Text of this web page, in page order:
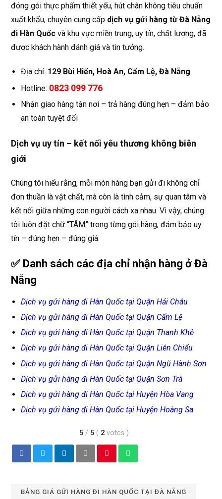
đóng gói thực phẩm thiết yếu, hút chân không tiêu chuẩn
xuất khẩu, chuyên cung cấp dịch vụ gửi hàng từ Đà Nẵng
đi Hàn Quốc và khu vực miền trung, uy tín, chất lượng, đã
được khách hành đánh giá và tin tưởng.
Địa chỉ: 129 Bùi Hiển, Hoà An, Cẩm Lệ, Đà Nẵng
Hotline: 0823 099 776
Nhận giao hàng tận nơi – trả hàng đúng hẹn – đảm bảo
an toàn tuyệt đối
Dịch vụ uy tín – kết nối yêu thương không biên
giới
Chúng tôi hiểu rằng, mỗi món hàng bạn gửi đi không chỉ
đơn thuần là vật chất, mà còn là tình cảm, sự quan tâm và
kết nối giữa những con người cách xa nhau. Vì vậy, chúng
tôi luôn đặt chữ “TÂM” trong từng gói hàng, đảm bảo uy
tín – đúng hẹn – đúng giá.
✅ Danh sách các địa chỉ nhận hàng ở Đà
Nẵng
Dịch vụ gửi hàng đi Hàn Quốc tại Quận Hải Châu
Dịch vụ gửi hàng đi Hàn Quốc tại Quận Cẩm Lệ
Dịch vụ gửi hàng đi Hàn Quốc tại Quận Thanh Khê
Dịch vụ gửi hàng đi Hàn Quốc tại Quận Liên Chiểu
Dịch vụ gửi hàng đi Hàn Quốc tại Quận Ngũ Hành Sơn
Dịch vụ gửi hàng đi Hàn Quốc tại Quận Sơn Trà
Dịch vụ gửi hàng đi Hàn Quốc tại Huyện Hòa Vang
Dịch vụ gửi hàng đi Hàn Quốc tại Huyện Hoàng Sa
5 / 5 ( 2 votes )
BẢNG GIÁ GỬI HÀNG ĐI HÀN QUỐC TẠI ĐÀ NẴNG